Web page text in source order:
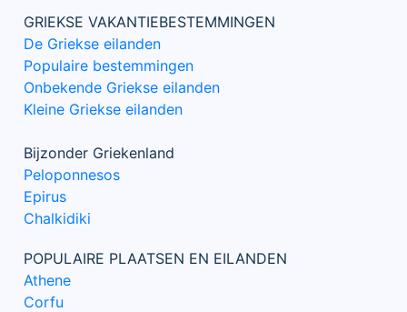
GRIEKSE VAKANTIEBESTEMMINGEN
De Griekse eilanden
Populaire bestemmingen
Onbekende Griekse eilanden
Kleine Griekse eilanden
Bijzonder Griekenland
Peloponnesos
Epirus
Chalkidiki
POPULAIRE PLAATSEN EN EILANDEN
Athene
Corfu